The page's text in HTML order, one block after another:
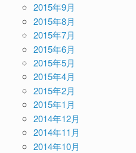
2015年9月
2015年8月
2015年7月
2015年6月
2015年5月
2015年4月
2015年2月
2015年1月
2014年12月
2014年11月
2014年10月